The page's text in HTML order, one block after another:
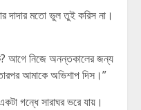
দাদার মতো ভুল তুই করিস না।
আগে নিজে অনন্তকালের জন্য
আমাকে অভিশাপ দিস।”
গন্ধে সারাঘর ভরে যায়।